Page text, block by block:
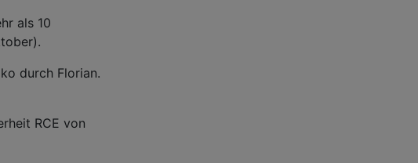
als 10
durch Florian.
RCE von